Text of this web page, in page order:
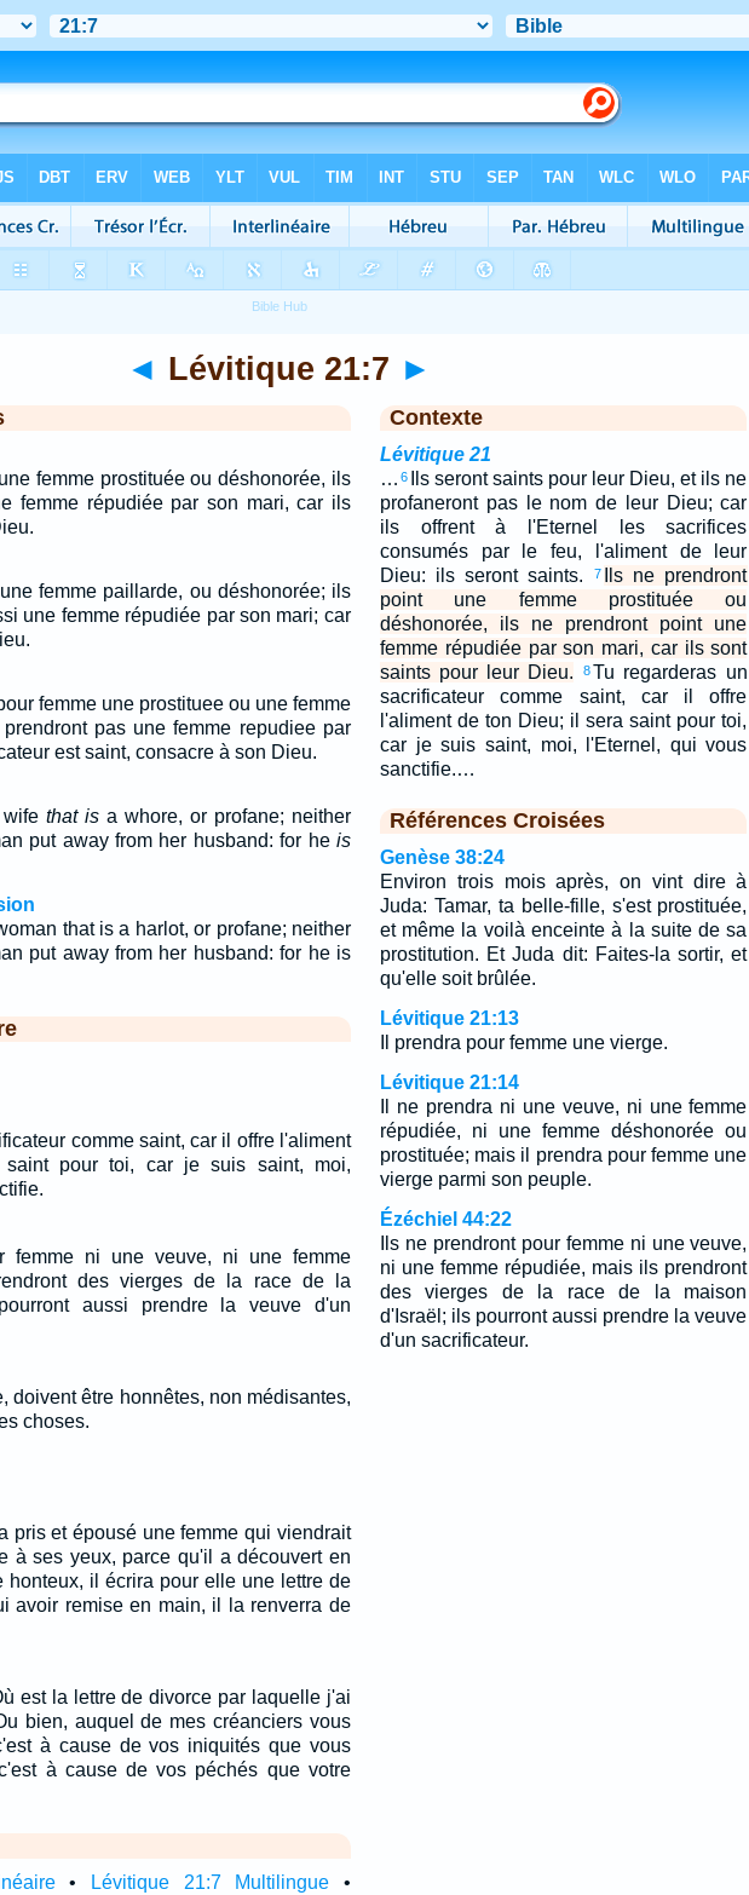
◄ Lévitique 21:7 ►
femme prostituée ou déshonorée, ils
femme répudiée par son mari, car ils
femme paillarde, ou déshonorée; ils
une femme répudiée par son mari; car
femme une prostituee ou une femme
pas une femme repudiee par
est saint, consacre à son Dieu.
wifethat is a whore, or profane; neither
put away from her husband: for he is
that is a harlot, or profane; neither
put away from her husband: for he is
comme saint, car il offre l'aliment
pour toi, car je suis saint, moi,
femme ni une veuve, ni une femme
des vierges de la race de la
aussi prendre la veuve d'un
doivent être honnêtes, non médisantes,
choses.
pris et épousé une femme qui viendrait
à ses yeux, parce qu'il a découvert en
honteux, il écrira pour elle une lettre de
avoir remise en main, il la renverra de
est la lettre de divorce par laquelle j'ai
bien, auquel de mes créanciers vous
à cause de vos iniquités que vous
à cause de vos péchés que votre
• Lévitique 21:7 Multilingue •
Contexte
Lévitique 21
… 6
Ils seront saints pour leur Dieu, et ils ne
profaneront pas le nom de leur Dieu; car
ils offrent à l'Eternel les sacrifices
consumés par le feu, l'aliment de leur
Dieu: ils seront saints.
7
Ils ne prendront
point une femme prostituée ou
déshonorée, ils ne prendront point une
femme répudiée par son mari, car ils sont
saints pour leur Dieu.
8Tu regarderas un
sacrificateur comme saint, car il offre
l'aliment de ton Dieu; il sera saint pour toi,
car je suis saint, moi, l'Eternel, qui vous
sanctifie.…
Références Croisées
Genèse 38:24
Environ trois mois après, on vint dire à
Juda: Tamar, ta belle-fille, s'est prostituée,
et même la voilà enceinte à la suite de sa
prostitution. Et Juda dit: Faites-la sortir, et
qu'elle soit brûlée.
Lévitique 21:13
Il prendra pour femme une vierge.
Lévitique 21:14
Il ne prendra ni une veuve, ni une femme
répudiée, ni une femme déshonorée ou
prostituée; mais il prendra pour femme une
vierge parmi son peuple.
Ézéchiel 44:22
Ils ne prendront pour femme ni une veuve,
ni une femme répudiée, mais ils prendront
des vierges de la race de la maison
d'Israël; ils pourront aussi prendre la veuve
d'un sacrificateur.